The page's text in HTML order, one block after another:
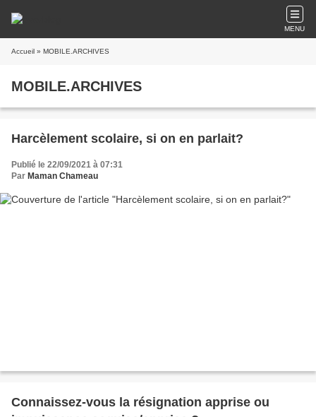
MENU
Accueil » MOBILE.ARCHIVES
MOBILE.ARCHIVES
Harcèlement scolaire, si on en parlait?
Publié le 22/09/2021 à 07:31
Par Maman Chameau
Connaissez-vous la résignation apprise ou